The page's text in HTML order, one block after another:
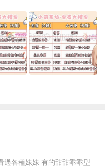
過各種妹妹 有的甜甜乖乖型